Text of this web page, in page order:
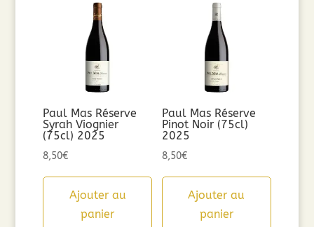
Paul Mas Réserve
Syrah Viognier
(75cl) 2025
8,50€
Ajouter au
panier
Paul Mas Réserve
Pinot Noir (75cl)
2025
8,50€
Ajouter au
panier